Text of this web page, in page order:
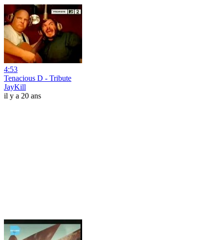
4:53
Tenacious D - Tribute
JayKill
il y a 20 ans